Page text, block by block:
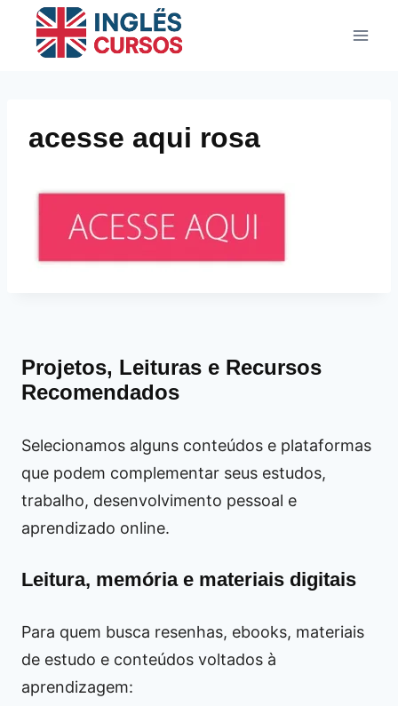
acesse aqui rosa
Projetos, Leituras e Recursos
Recomendados
Selecionamos alguns conteúdos e plataformas
que podem complementar seus estudos,
trabalho, desenvolvimento pessoal e
aprendizado online.
Leitura, memória e materiais digitais
Para quem busca resenhas, ebooks, materiais
de estudo e conteúdos voltados à
aprendizagem: